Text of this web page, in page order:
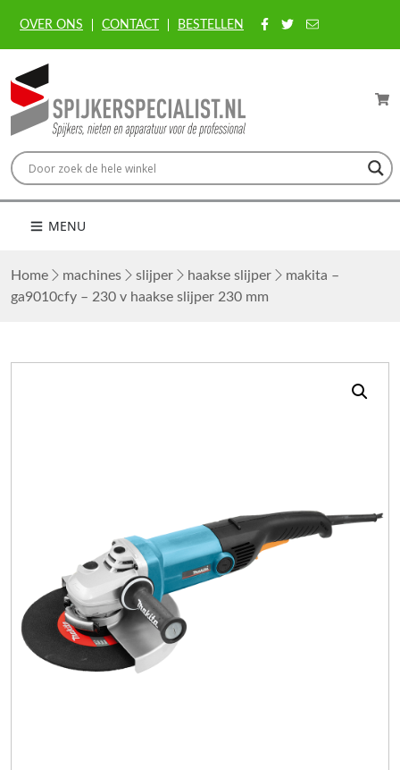
OVER ONS CONTACT BESTELLEN
MENU
Home machines slijper haakse slijper
makita –
ga9010cfy – 230 v haakse slijper 230 mm